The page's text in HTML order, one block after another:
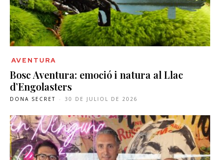
AVENTURA
Bosc Aventura: emoció i natura al Llac
d’Engolasters
DONA SECRET - 30 DE JULIOL DE 2026